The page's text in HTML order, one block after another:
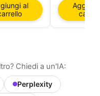
al
Chiedi a un'IA:
Perplexity